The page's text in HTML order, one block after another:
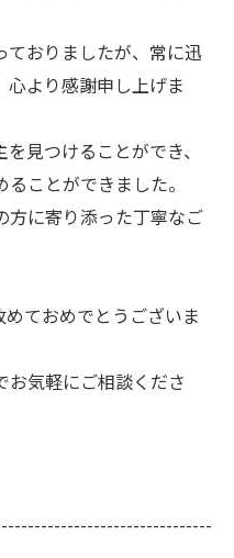
ておりましたが、常に迅
より感謝申し上げま
見つけることができ、
ことができました。
方に寄り添った丁寧なご
ておめでとうございま
お気軽にご相談くださ